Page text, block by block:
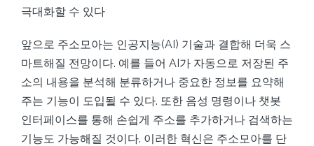
극대화할 수 있다
앞으로 주소모아는 인공지능(AI) 기술과 결합해 더욱 스
마트해질 전망이다. 예를 들어 AI가 자동으로 저장된 주
소의 내용을 분석해 분류하거나 중요한 정보를 요약해
주는 기능이 도입될 수 있다. 또한 음성 명령이나 챗봇
인터페이스를 통해 손쉽게 주소를 추가하거나 검색하는
기능도 가능해질 것이다. 이러한 혁신은 주소모아를 단